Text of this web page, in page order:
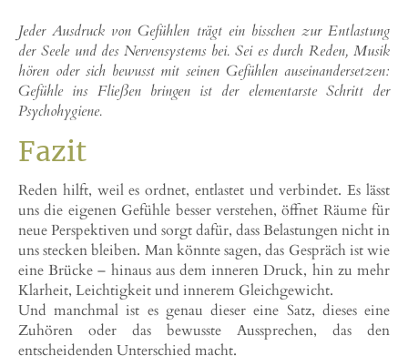
Fazit
Jeder Ausdruck von Gefühlen trägt ein bisschen zur Entlastung
der Seele und des Nervensystems bei. Sei es durch Reden, Musik
hören oder sich bewusst mit seinen Gefühlen auseinandersetzen:
Gefühle ins Fließen bringen ist der elementarste Schritt der
Psychohygiene.
Reden hilft, weil es ordnet, entlastet und verbindet. Es lässt
uns die eigenen Gefühle besser verstehen, öffnet Räume für
neue Perspektiven und sorgt dafür, dass Belastungen nicht in
uns stecken bleiben. Man könnte sagen, das Gespräch ist wie
eine Brücke – hinaus aus dem inneren Druck, hin zu mehr
Klarheit, Leichtigkeit und innerem Gleichgewicht.
Und manchmal ist es genau dieser eine Satz, dieses eine
Zuhören oder das bewusste Aussprechen, das den
entscheidenden Unterschied macht.